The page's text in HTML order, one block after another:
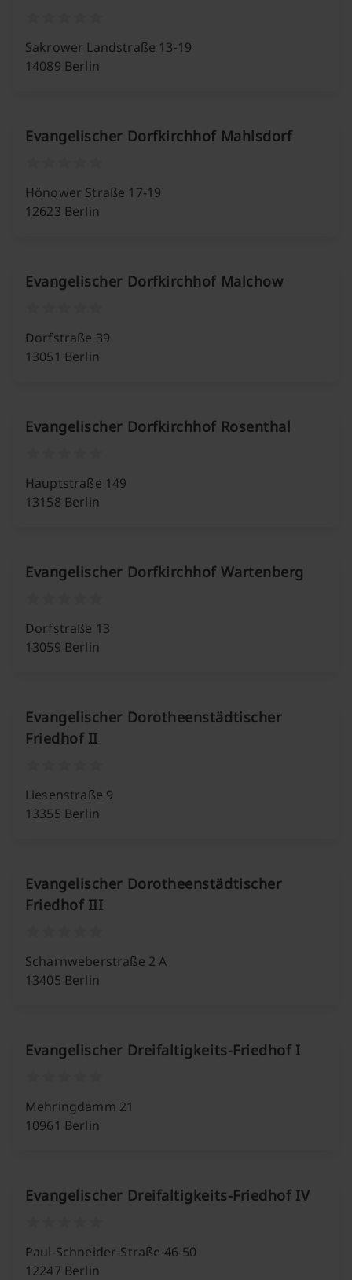
Sakrower Landstraße 13-19
14089 Berlin
Evangelischer Dorfkirchhof Mahlsdorf
Hönower Straße 17-19
12623 Berlin
Evangelischer Dorfkirchhof Malchow
Dorfstraße 39
13051 Berlin
Evangelischer Dorfkirchhof Rosenthal
Hauptstraße 149
13158 Berlin
Evangelischer Dorfkirchhof Wartenberg
Dorfstraße 13
13059 Berlin
Evangelischer Dorotheenstädtischer
Friedhof II
Liesenstraße 9
13355 Berlin
Evangelischer Dorotheenstädtischer
Friedhof III
Scharnweberstraße 2 A
13405 Berlin
Evangelischer Dreifaltigkeits-Friedhof I
Mehringdamm 21
10961 Berlin
Evangelischer Dreifaltigkeits-Friedhof IV
Paul-Schneider-Straße 46-50
12247 Berlin